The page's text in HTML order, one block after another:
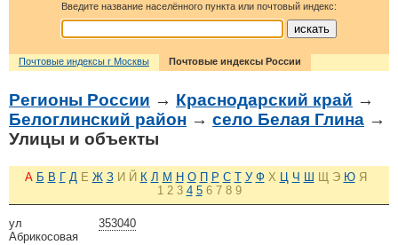
Введите название населённого пункта или почтовый индекс:
Почтовые индексы г Москвы Почтовые индексы России
Регионы России → Краснодарский край →
Белоглинский район → село Белая Глина →
Улицы и объекты
А Б В Г Д Е Ж З И Й К Л М Н О П Р С Т У Ф Х Ц Ч Ш Щ Э Ю Я
1 2 3 4 5 6 7 8 9
353040
ул
Абрикосовая